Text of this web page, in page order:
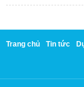
Trang chủ Tin tức